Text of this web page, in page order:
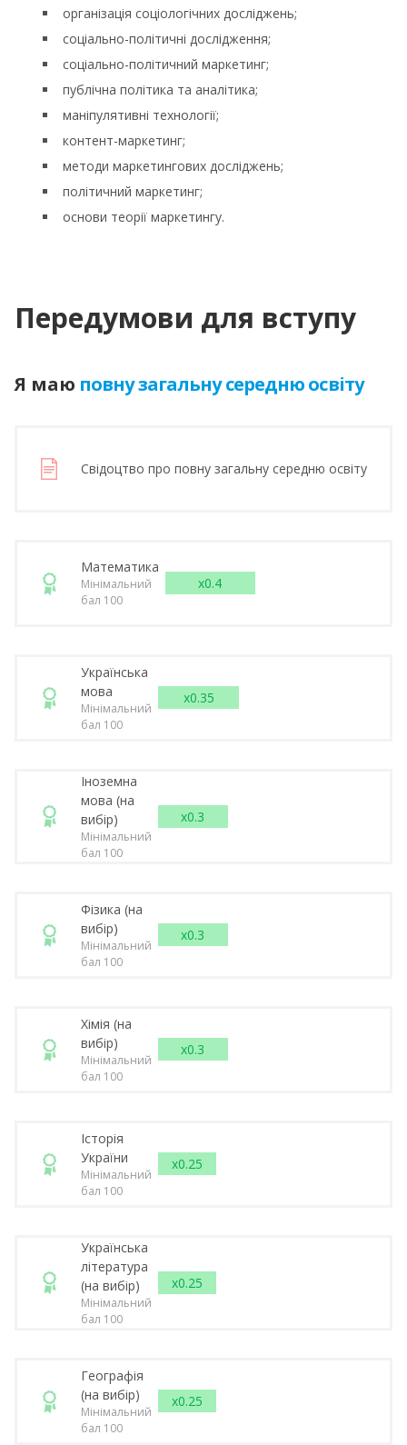
організація соціологічних досліджень;
cоціально-політичні дослідження;
соціально-політичний маркетинг;
публічна політика та аналітика;
маніпулятивні технології;
контент-маркетинг;
методи маркетингових досліджень;
політичний маркетинг;
основи теорії маркетингу.
Передумови для вступу
Я маю повну загальну середню освіту
Свідоцтво про повну загальну середню освіту
Математика
Мінімальний
бал 100
x0.4
Українська
мова
Мінімальний
бал 100
x0.35
Іноземна
мова (на
вибір)
Мінімальний
бал 100
x0.3
Фізика (на
вибір)
Мінімальний
бал 100
x0.3
Хімія (на
вибір)
Мінімальний
бал 100
x0.3
Історія
України
Мінімальний
бал 100
x0.25
Українська
література
(на вибір)
Мінімальний
бал 100
x0.25
Географія
(на вибір)
Мінімальний
бал 100
x0.25